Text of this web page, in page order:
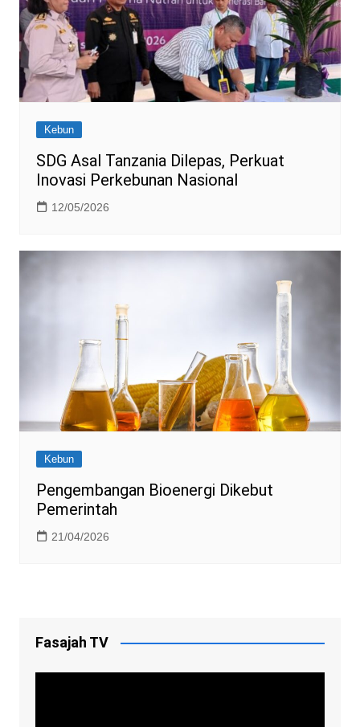
Kebun
SDG Asal Tanzania Dilepas, Perkuat
Inovasi Perkebunan Nasional
12/05/2026
Kebun
Pengembangan Bioenergi Dikebut
Pemerintah
21/04/2026
Fasajah TV